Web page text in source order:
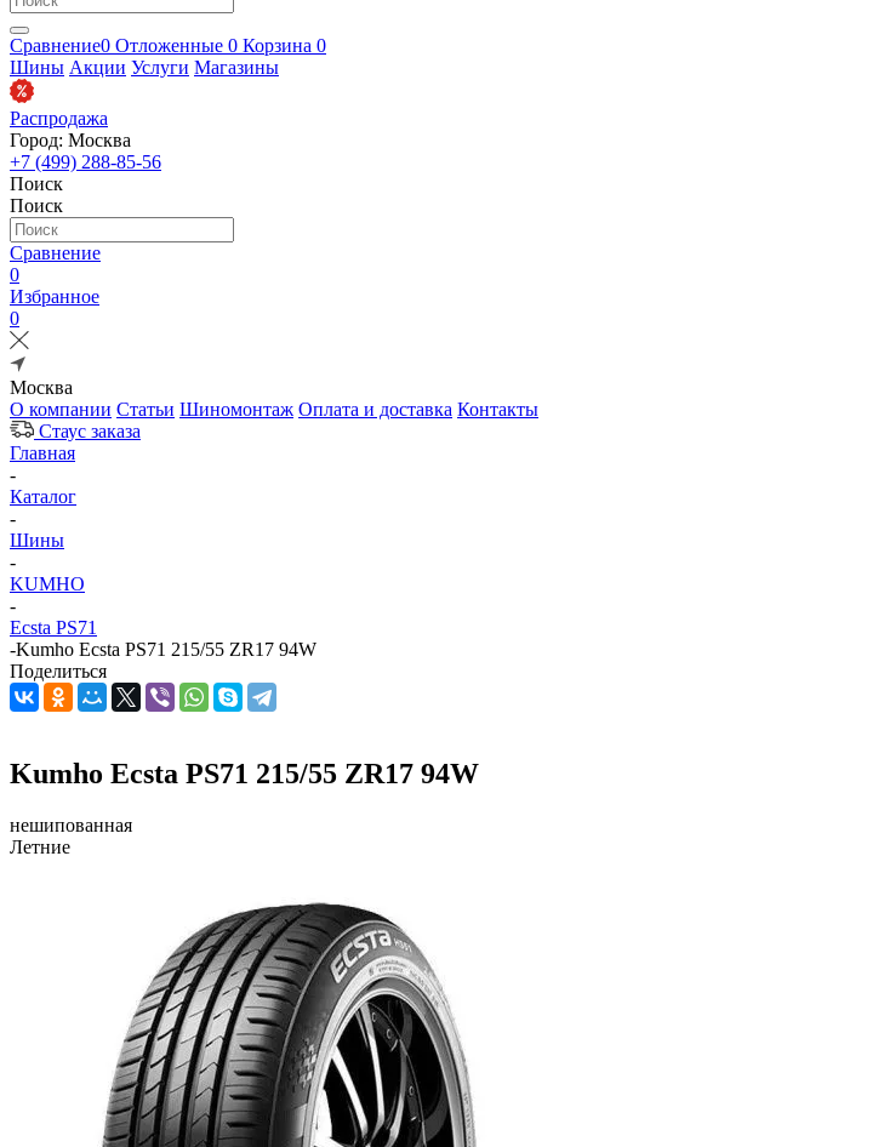
Сравнение0 Отложенные 0 Корзина 0
Шины Акции Услуги Магазины
Распродажа
Город: Москва
+7 (499) 288-85-56
Поиск
Поиск
Сравнение
0
Избранное
0
Москва
О компании Статьи Шиномонтаж Оплата и доставка Контакты
Стаус заказа
Главная
-
Каталог
-
Шины
-
KUMHO
-
Ecsta PS71
-Kumho Ecsta PS71 215/55 ZR17 94W
Поделиться
Kumho Ecsta PS71 215/55 ZR17 94W
нешипованная
Летние